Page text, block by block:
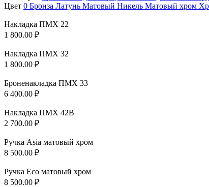
Цвет 0 Бронза Латунь Матовый Никель Матовый хром
Накладка ПМХ 22
1 800.00 ₽
Накладка ПМХ 32
1 800.00 ₽
Броненакладка ПМХ 33
6 400.00 ₽
Накладка ПМХ 42В
2 700.00 ₽
Ручка Asia матовый хром
8 500.00 ₽
Ручка Eco матовый хром
8 500.00 ₽